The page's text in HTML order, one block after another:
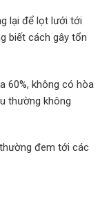
lại để lọt lưới tới
biết cách gây tổn
60%, không có hòa
thường không
đem tới các